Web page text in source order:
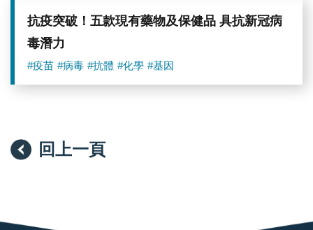
抗疫突破！五款現有藥物及保健品 具抗新冠病
毒潛力
#疫苗 #病毒 #抗體 #化學 #基因
回上一頁